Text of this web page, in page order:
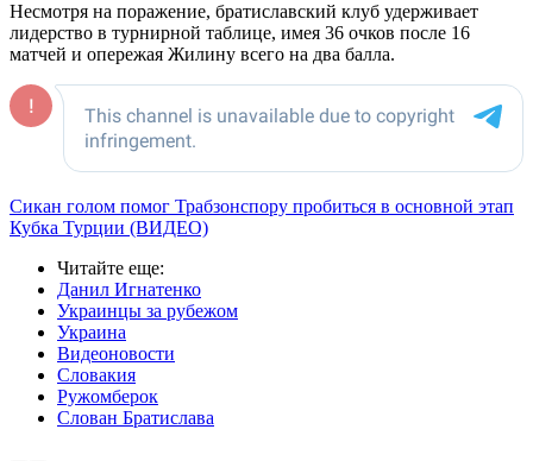
Несмотря на поражение, братиславский клуб удерживает
лидерство в турнирной таблице, имея 36 очков после 16
матчей и опережая Жилину всего на два балла.
Сикан голом помог Трабзонспору пробиться в основной этап
Кубка Турции (ВИДЕО)
Читайте еще:
Данил Игнатенко
Украинцы за рубежом
Украина
Видеоновости
Словакия
Ружомберок
Слован Братислава